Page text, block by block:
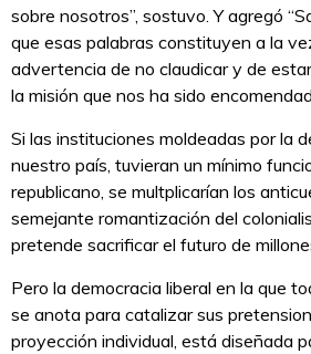
sobre nosotros”, sostuvo. Y agregó
que esas palabras constituyen a la
advertencia de no claudicar y de
la misión que nos ha sido
Si las instituciones moldeadas por la
nuestro país, tuvieran un mínimo
republicano, se multplicarían los
semejante romantización del
pretende sacrificar el futuro de
Pero la democracia liberal en la que
se anota para catalizar sus
proyección individual, está diseñada